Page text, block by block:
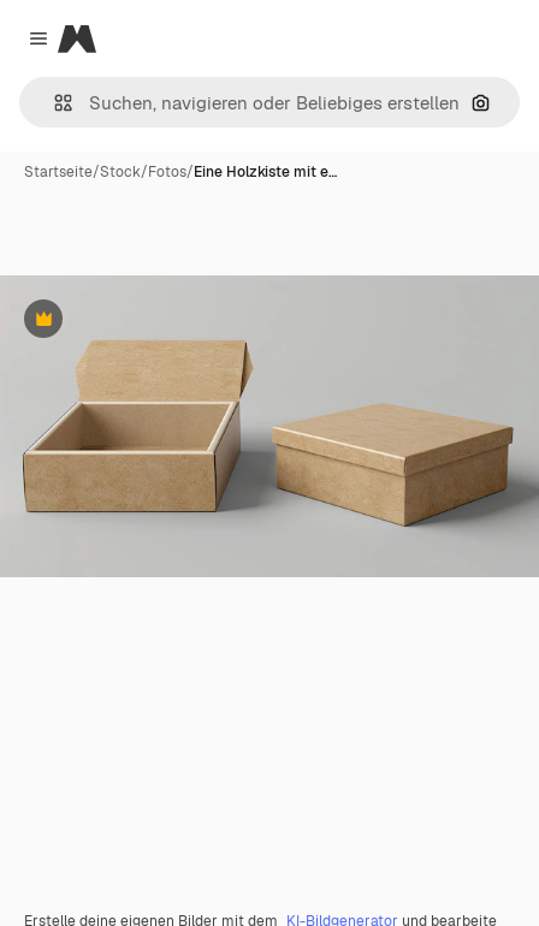
Close menu
Magnific
Nach
Startseite/Stock/Fotos/Eine Holzkiste mit e…
Premium
Erstelle deine eigenen Bilder mit dem KI-Bildgenerator und bearbeite